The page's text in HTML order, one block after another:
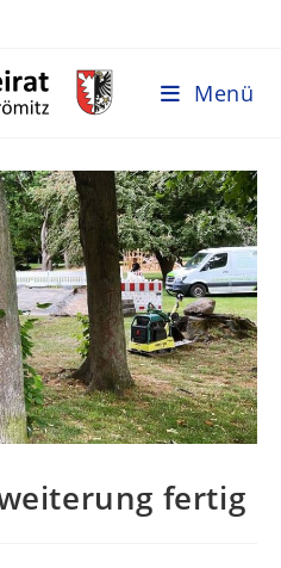
öffnen Menü
fertig